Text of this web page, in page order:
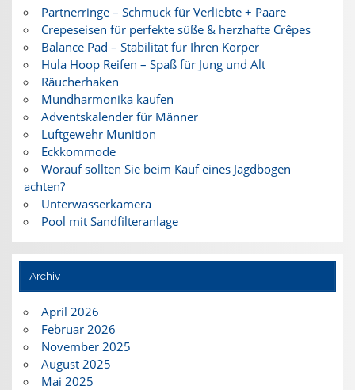
Partnerringe – Schmuck für Verliebte + Paare
Crepeseisen für perfekte süße & herzhafte Crêpes
Balance Pad – Stabilität für Ihren Körper
Hula Hoop Reifen – Spaß für Jung und Alt
Räucherhaken
Mundharmonika kaufen
Adventskalender für Männer
Luftgewehr Munition
Eckkommode
Worauf sollten Sie beim Kauf eines Jagdbogen
achten?
Unterwasserkamera
Pool mit Sandfilteranlage
Archiv
April 2026
Februar 2026
November 2025
August 2025
Mai 2025